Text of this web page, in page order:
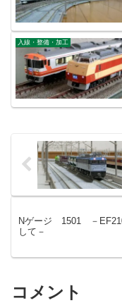
入線・整備・加工
Nゲージ 1501 －
して－
コメント